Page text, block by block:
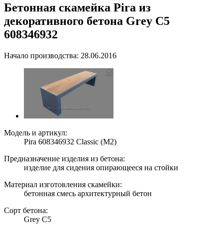
Бетонная скамейка Pira из
декоративного бетона Grey C5
608346932
Начало производства: 28.06.2016
Модель и артикул:
Pira 608346932 Classic (M2)
Предназначение изделия из бетона:
изделие для сидения опирающееся на стойки
Материал изготовления скамейки:
бетонная смесь архитектурный бетон
Сорт бетона:
Grey C5